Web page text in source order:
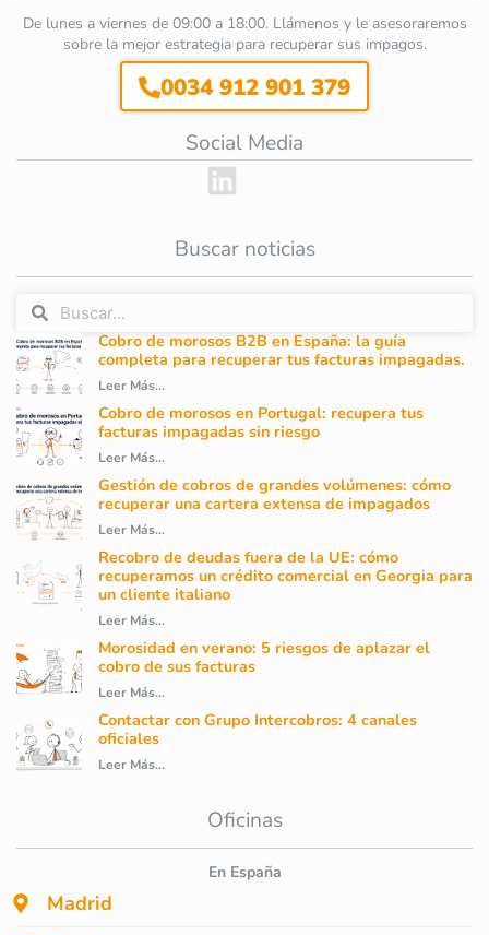
De lunes a viernes de 09:00 a 18:00. Llámenos y le asesoraremos
sobre la mejor estrategia para recuperar sus impagos.
0034 912 901 379
Social Media
Buscar noticias
Cobro de morosos B2B en España: la guía
completa para recuperar tus facturas impagadas.
Leer Más...
Cobro de morosos en Portugal: recupera tus
facturas impagadas sin riesgo
Leer Más...
Gestión de cobros de grandes volúmenes: cómo
recuperar una cartera extensa de impagados
Leer Más...
Recobro de deudas fuera de la UE: cómo
recuperamos un crédito comercial en Georgia para
un cliente italiano
Leer Más...
Morosidad en verano: 5 riesgos de aplazar el
cobro de sus facturas
Leer Más...
Contactar con Grupo Intercobros: 4 canales
oficiales
Leer Más...
Oficinas
En España
Madrid